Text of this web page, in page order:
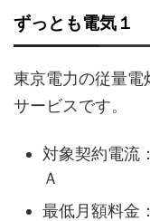
ずっとも電気１
東京電力の従量電
サービスです。
対象契約電流
Ａ
最低月額料金